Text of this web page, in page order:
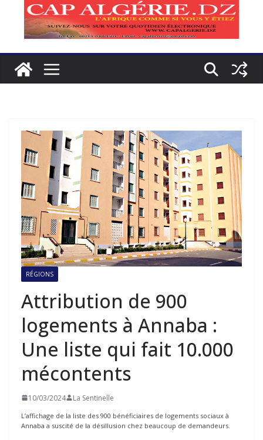
RÉGIONS
Attribution de 900
logements à Annaba :
Une liste qui fait 10.000
mécontents
10/03/2024 La Sentinelle
L’affichage de la liste des 900 bénéficiaires de logements sociaux à
Annaba a suscité de la désillusion chez beaucoup de demandeurs.